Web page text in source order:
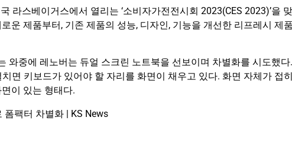
라스베이거스에서 열리는 ‘소비자가전전시회 2023(CES 2023)’을 맞
운 제품부터, 기존 제품의 성능, 디자인, 기능을 개선한 리프레시 제
와중에 레노버는 듀얼 스크린 노트북을 선보이며 차별화를 시도했다.
면 키보드가 있어야 할 자리를 화면이 채우고 있다. 화면 자체가 접
이 있는 형태다.